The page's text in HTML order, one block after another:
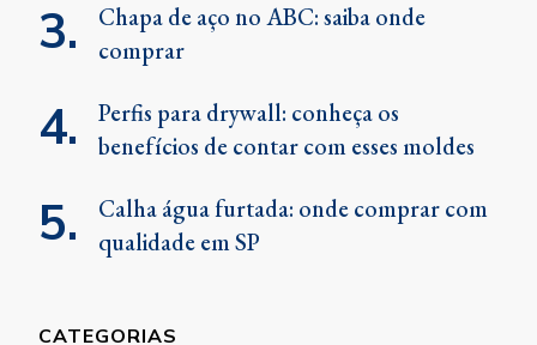
Chapa de aço no ABC: saiba onde
comprar
Perfis para drywall: conheça os
benefícios de contar com esses moldes
Calha água furtada: onde comprar com
qualidade em SP
CATEGORIAS